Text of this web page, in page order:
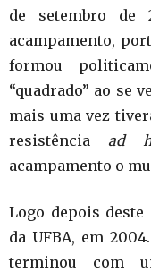
de setembro de
acampamento,
formou
“quadrado” ao se
mais uma vez
resistência ad
acampamento o
Logo depois deste
da UFBA, em
terminou com